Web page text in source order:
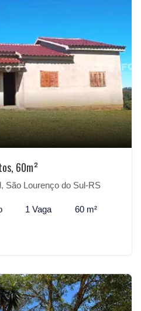
60m²
São Lourenço do Sul-RS
1 Vaga 60 m²